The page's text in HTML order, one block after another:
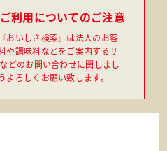
利用についてのご注意
おいしさ検索』は法人のお客
や調味料などをご案内するサ
どのお問い合わせに関しまし
ろしくお願い致します。